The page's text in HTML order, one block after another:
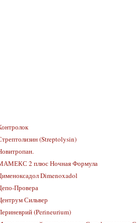
(Streptolysin)
2 плюс Ночная Формула
Dimenoxadol
Провера
Сильвер
(Perineurium)